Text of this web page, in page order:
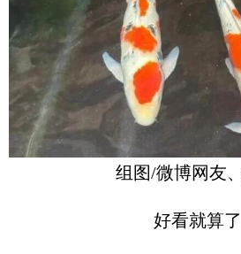
组图/微博网友
好看就算了